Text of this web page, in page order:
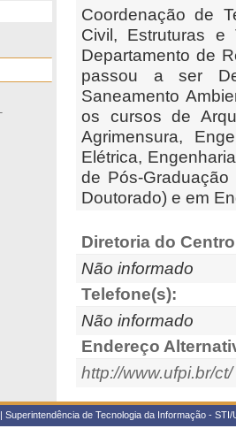
Coordenação de
Civil, Estruturas e
Departamento de
passou a ser
Saneamento
os cursos de
Agrimensura,
Elétrica,
de Pós-
Doutorado) e em
Diretoria do
Não informado
Telefone(s):
Não informado
Endereço
http://www.ufpi.br/ct/
Superintendência de Tecnologia da Informação -